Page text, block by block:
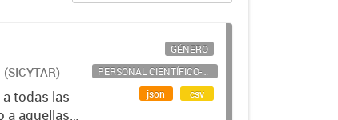
todas las
a aquellas
GÉNERO
PERSONAL CIENTÍFICO-TECNOLÓGICO
json
csv